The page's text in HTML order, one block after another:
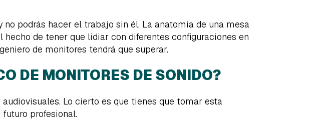
podrás hacer el trabajo sin él. La anatomía de una mesa
de tener que lidiar con diferentes configuraciones en
de monitores tendrá que superar.
DE MONITORES DE SONIDO?
Lo cierto es que tienes que tomar esta
profesional.